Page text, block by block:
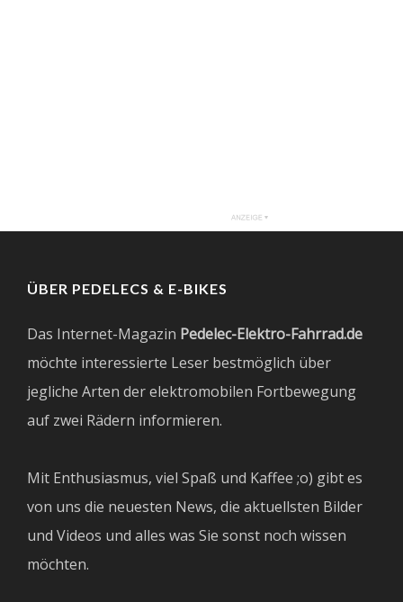
ÜBER PEDELECS & E-BIKES
Das Internet-Magazin Pedelec-Elektro-Fahrrad.de
möchte interessierte Leser bestmöglich über
jegliche Arten der elektromobilen Fortbewegung
auf zwei Rädern informieren.
Mit Enthusiasmus, viel Spaß und Kaffee ;o) gibt es
von uns die neuesten News, die aktuellsten Bilder
und Videos und alles was Sie sonst noch wissen
möchten.